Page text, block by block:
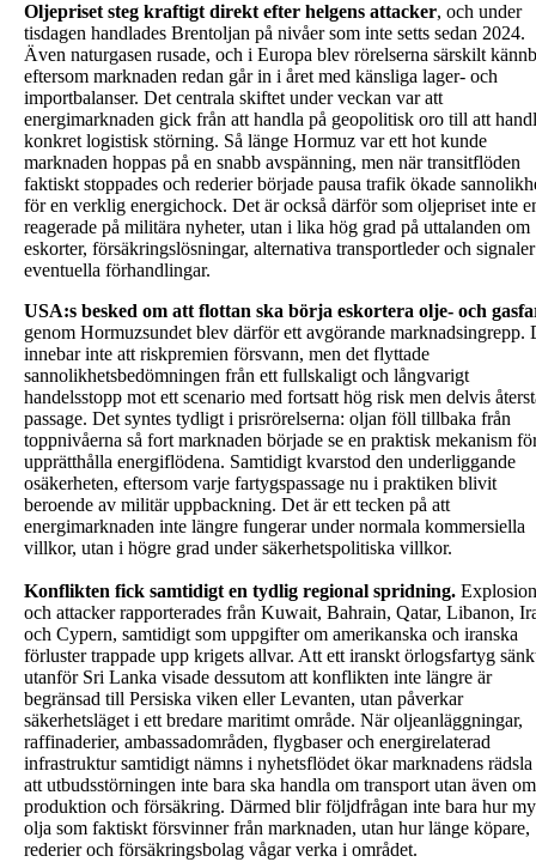
Oljepriset steg kraftigt direkt efter helgens attacker, och under
tisdagen handlades Brentoljan på nivåer som inte setts sedan 2024.
Även naturgasen rusade, och i Europa blev rörelserna särskilt
eftersom marknaden redan går in i året med känsliga lager- och
importbalanser. Det centrala skiftet under veckan var att
energimarknaden gick från att handla på geopolitisk oro till att
konkret logistisk störning. Så länge Hormuz var ett hot kunde
marknaden hoppas på en snabb avspänning, men när transitflöden
faktiskt stoppades och rederier började pausa trafik ökade
för en verklig energichock. Det är också därför som oljepriset inte
reagerade på militära nyheter, utan i lika hög grad på uttalanden om
eskorter, försäkringslösningar, alternativa transportleder och
eventuella förhandlingar.
USA:s besked om att flottan ska börja eskortera olje- och
genom Hormuzsundet blev därför ett avgörande marknadsingrepp.
innebar inte att riskpremien försvann, men det flyttade
sannolikhetsbedömningen från ett fullskaligt och långvarigt
handelsstopp mot ett scenario med fortsatt hög risk men delvis
passage. Det syntes tydligt i prisrörelserna: oljan föll tillbaka från
toppnivåerna så fort marknaden började se en praktisk mekanism
upprätthålla energiflödena. Samtidigt kvarstod den underliggande
osäkerheten, eftersom varje fartygspassage nu i praktiken blivit
beroende av militär uppbackning. Det är ett tecken på att
energimarknaden inte längre fungerar under normala kommersiella
villkor, utan i högre grad under säkerhetspolitiska villkor.
Konflikten fick samtidigt en tydlig regional spridning.
och attacker rapporterades från Kuwait, Bahrain, Qatar, Libanon,
och Cypern, samtidigt som uppgifter om amerikanska och iranska
förluster trappade upp krigets allvar. Att ett iranskt örlogsfartyg
utanför Sri Lanka visade dessutom att konflikten inte längre är
begränsad till Persiska viken eller Levanten, utan påverkar
säkerhetsläget i ett bredare maritimt område. När oljeanläggningar,
raffinaderier, ambassadområden, flygbaser och energirelaterad
infrastruktur samtidigt nämns i nyhetsflödet ökar marknadens
att utbudsstörningen inte bara ska handla om transport utan även om
produktion och försäkring. Därmed blir följdfrågan inte bara hur
olja som faktiskt försvinner från marknaden, utan hur länge köpare,
rederier och försäkringsbolag vågar verka i området.